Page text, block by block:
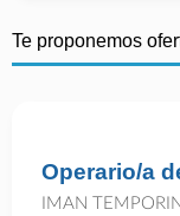
Te proponemos
Operario/a
IMAN